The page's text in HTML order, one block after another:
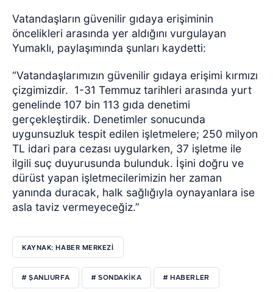
Vatandaşların güvenilir gıdaya erişiminin
öncelikleri arasında yer aldığını vurgulayan
Yumaklı, paylaşımında şunları kaydetti:
“Vatandaşlarımızın güvenilir gıdaya erişimi kırmızı
çizgimizdir. 1-31 Temmuz tarihleri arasında yurt
genelinde 107 bin 113 gıda denetimi
gerçekleştirdik. Denetimler sonucunda
uygunsuzluk tespit edilen işletmelere; 250 milyon
TL idari para cezası uygularken, 37 işletme ile
ilgili suç duyurusunda bulunduk. İşini doğru ve
dürüst yapan işletmecilerimizin her zaman
yanında duracak, halk sağlığıyla oynayanlara ise
asla taviz vermeyeceğiz.”
KAYNAK: HABER MERKEZI
# ŞANLIURFA # SONDAKİKA # HABERLER